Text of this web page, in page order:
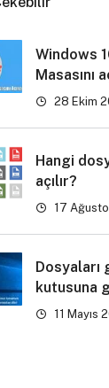
Windows
Masasını
28 Ekim
Hangi
açılır?
17
Dosyaları
kutusuna
silme11 Mayıs